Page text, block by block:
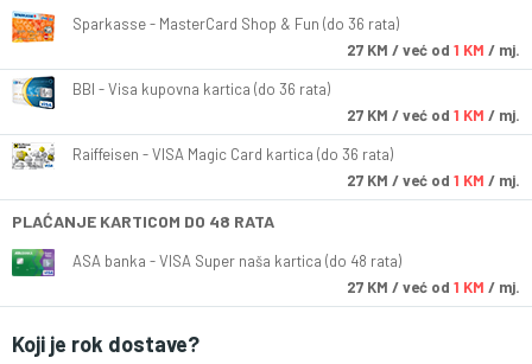
Sparkasse - MasterCard Shop & Fun (do 36 rata)
27 KM / već od 1 KM / mj.
BBI - Visa kupovna kartica (do 36 rata)
27 KM / već od 1 KM / mj.
Raiffeisen - VISA Magic Card kartica (do 36 rata)
27 KM / već od 1 KM / mj.
PLAĆANJE KARTICOM DO 48 RATA
ASA banka - VISA Super naša kartica (do 48 rata)
27 KM / već od 1 KM / mj.
Koji je rok dostave?